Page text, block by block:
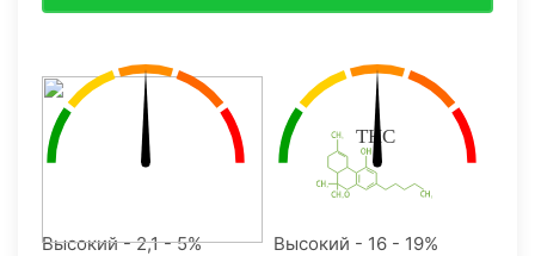
Высокий - 2,1 - 5% Высокий - 16 - 19%